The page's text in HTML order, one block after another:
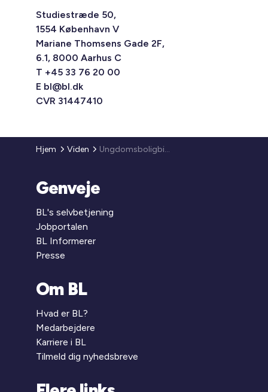
Studiestræde 50,
1554 København V
Mariane Thomsens Gade 2F,
6.1, 8000 Aarhus C
T +45 33 76 20 00
E bl@bl.dk
CVR 31447410
Hjem Viden Ungdomsboligbidrag i 2006 og 2007
Genveje
BL's selvbetjening
Jobportalen
BL Informerer
Presse
Om BL
Hvad er BL?
Medarbejdere
Karriere i BL
Tilmeld dig nyhedsbreve